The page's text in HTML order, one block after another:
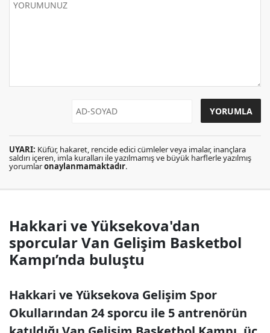
UYARI: Küfür, hakaret, rencide edici cümleler veya imalar, inançlara
saldırı içeren, imla kuralları ile yazılmamış ve büyük harflerle yazılmış
yorumlaronaylanmamaktadır.
Hakkari ve Yüksekova'dan
sporcular Van Gelişim Basketbol
Kampı’nda buluştu
Hakkari ve Yüksekova Gelişim Spor
Okullarından 24 sporcu ile 5 antrenörün